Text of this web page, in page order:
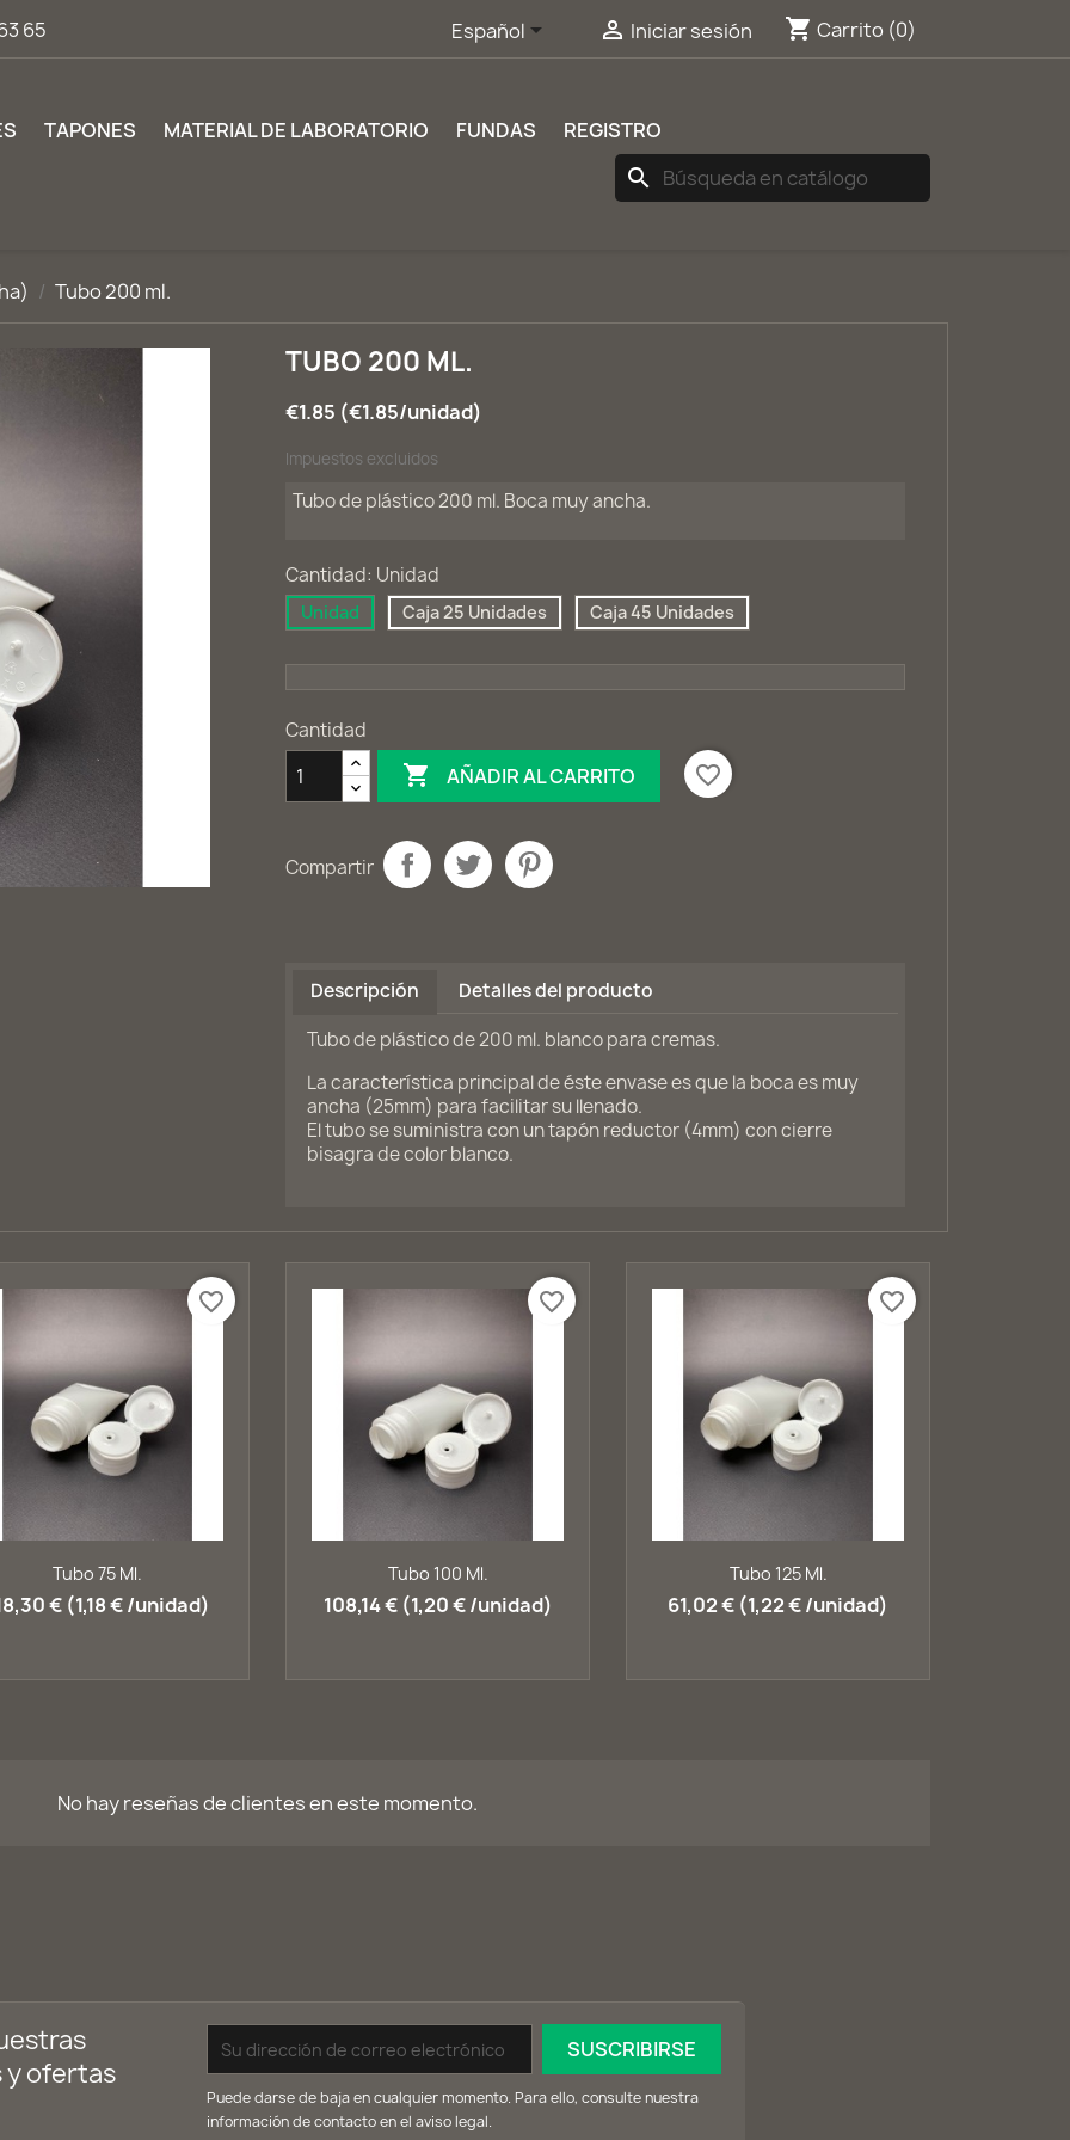
65 Español  Iniciar sesión shopping_cart Carrito (0)
TAPONES MATERIAL DE LABORATORIO FUNDAS REGISTRO
search
Tubo 200 ml.
TUBO 200 ML.
€1.85 (€1.85/unidad)
Impuestos excluidos
Tubo de plástico 200 ml. Boca muy ancha.
Cantidad: Unidad
Unidad Caja 25 Unidades Caja 45 Unidades
Cantidad
 AÑADIR AL CARRITO favorite_border
Compartir
Descripción
Detalles del producto
Tubo de plástico de 200 ml. blanco para cremas.
La característica principal de éste envase es que la boca es muy
ancha (25mm) para facilitar su llenado.
El tubo se suministra con un tapón reductor (4mm) con cierre
bisagra de color blanco.
Vista rápida
Tubo 75 Ml.
€ (1,18 € /unidad)
favorite_border
Vista rápida
Tubo 100 Ml.
108,14 € (1,20 € /unidad)
favorite_border
Vista rápida
Tubo 125 Ml.
61,02 € (1,22 € /unidad)
favorite_border
No hay reseñas de clientes en este momento.
y ofertas
Puede darse de baja en cualquier momento. Para ello, consulte nuestra
información de contacto en el aviso legal.